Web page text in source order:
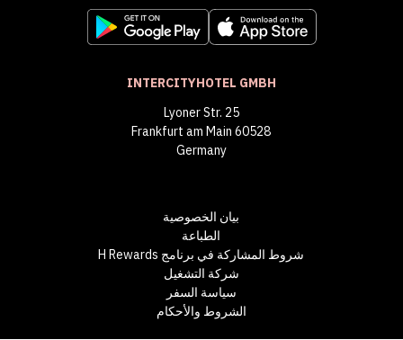
INTERCITYHOTEL GMBH
Lyoner Str. 25
60528 Frankfurt am Main
Germany
بيان الخصوصية
الطباعة
شروط المشاركة في برنامج H Rewards
شركة التشغيل
سياسة السفر
الشروط والأحكام